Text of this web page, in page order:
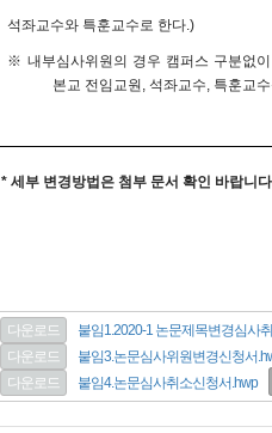
석좌교수와 특훈교수로 한다.)
※ 내부심사위원의 경우 캠퍼스 구분없
본교 전임교원 , 석좌교수, 특훈교
* 세부 변경방법은 첨부 문서 확인 바랍니
다운로드 붙임1.2020-1 논문제목변경심사
다운로드
붙임3.논문심사위원변경신청서
다운로드
붙임4.논문심사취소신청서.hwp